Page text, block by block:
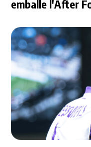
emballe l'After